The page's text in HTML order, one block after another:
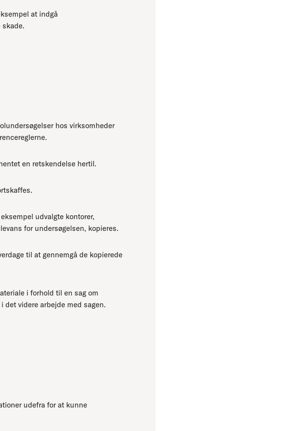
at indgå
hos virksomheder
en retskendelse hertil.
udvalgte kontorer,
for undersøgelsen, kopieres.
til at gennemgå de kopierede
i forhold til en sag om
videre arbejde med sagen.
udefra for at kunne